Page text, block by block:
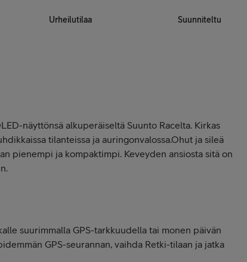
Urheilutilaa Suunniteltu
näyttönsä alkuperäiseltä Suunto Racelta. Kirkas
tilanteissa ja auringonvalossa.Ohut ja sileä
pienempi ja kompaktimpi. Keveyden ansiosta sitä on
suurimmalla GPS-tarkkuudella tai monen päivän
GPS-seurannan, vaihda Retki-tilaan ja jatka